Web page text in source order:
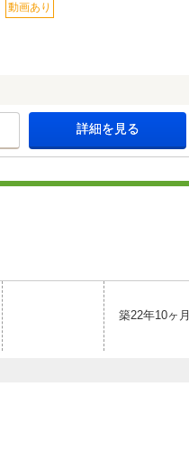
動画あり
詳細を見る
築22年10ヶ月